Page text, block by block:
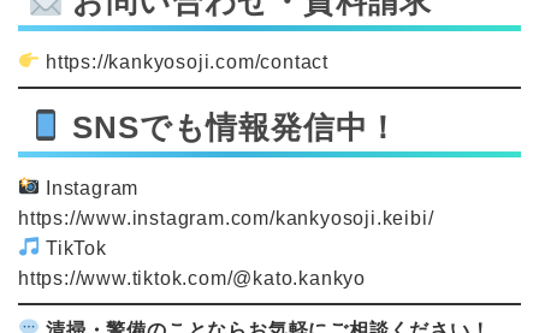
https://kankyosoji.com/contact
SNSでも情報発信中！
Instagram
https://www.instagram.com/kankyosoji.keibi/
TikTok
https://www.tiktok.com/@kato.kankyo